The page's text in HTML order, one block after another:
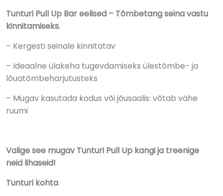
Tunturi Pull Up Bar eelised – Tõmbetang seina vastu
kinnitamiseks.
– Kergesti seinale kinnitatav
– Ideaalne ülakeha tugevdamiseks ülestõmbe- ja
lõuatõmbeharjutusteks
– Mugav kasutada kodus või jõusaalis: võtab vähe
ruumi
Valige see mugav Tunturi Pull Up kangi ja treenige
neid lihaseid!
Tunturi kohta